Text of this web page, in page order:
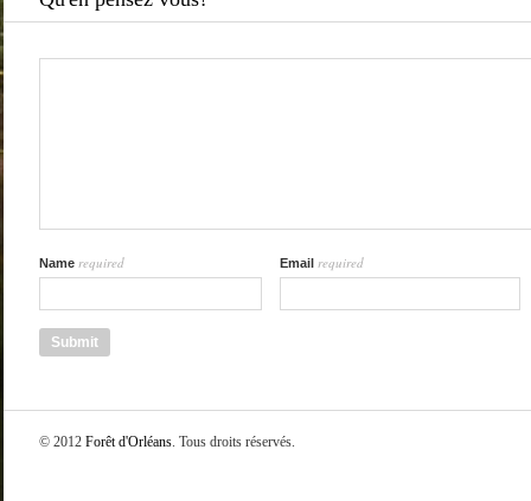
Name required Email required
© 2012 Forêt d'Orléans. Tous droits réservés.